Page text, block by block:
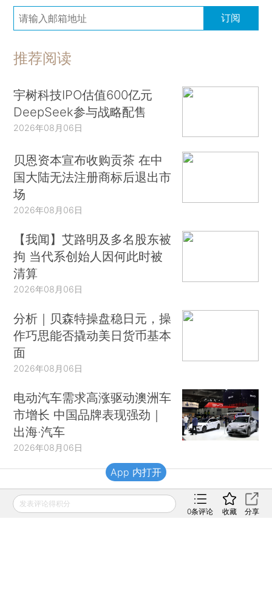
订阅
推荐阅读
宇树科技IPO估值600亿元
DeepSeek参与战略配售
2026年08月06日
贝恩资本宣布收购贡茶 在中
国大陆无法注册商标后退出市
场
2026年08月06日
【我闻】艾路明及多名股东被
拘 当代系创始人因何此时被
清算
2026年08月06日
分析｜贝森特操盘稳日元，操
作巧思能否撬动美日货币基本
面
2026年08月06日
电动汽车需求高涨驱动澳洲车
市增长 中国品牌表现强劲｜
出海·汽车
2026年08月06日
财新移动
发表评论得积分
0条评论 收藏 分享
App 内打开